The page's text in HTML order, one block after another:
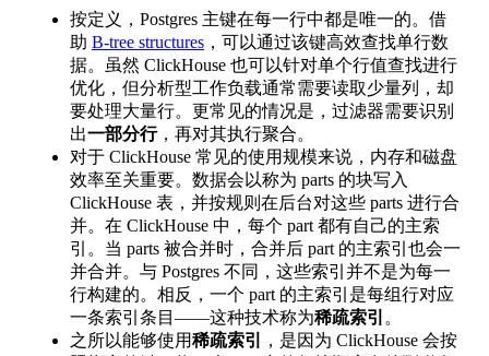
按定义，Postgres 主键在每一行中都是唯一的。借
助 B-tree structures ，可以通过该键高效查找单行数
据。虽然 ClickHouse 也可以针对单个行值查找进行
优化，但分析型工作负载通常需要读取少量列，却
要处理大量行。更常见的情况是，过滤器需要识别
出一部分行，再对其执行聚合。
对于 ClickHouse 常见的使用规模来说，内存和磁盘
效率至关重要。数据会以称为 parts 的块写入
ClickHouse 表，并按规则在后台对这些 parts 进行合
并。在 ClickHouse 中，每个 part 都有自己的主索
引。当 parts 被合并时，合并后 part 的主索引也会一
并合并。与 Postgres 不同，这些索引并不是为每一
行构建的。相反，一个 part 的主索引是每组行对应
一条索引条目——这种技术称为稀疏索引 。
之所以能够使用稀疏索引
，是因为 ClickHouse 会按